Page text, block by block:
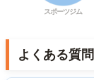
スポーツジム
よくある質問